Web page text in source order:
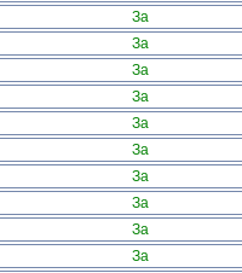
За
За
За
За
За
За
За
За
За
За